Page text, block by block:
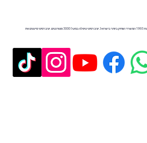
יוניברסיטי לימודים בהונגריה נציגה רישמית של אונ' הונגריות שהחלה את פעילות בישראל בשנת 1993 המשרד הוותיק ביותר בישראל. יוניברסיטי טיפלה במעל 3000 סטודנטים. יוניברסיטי מייצגים את